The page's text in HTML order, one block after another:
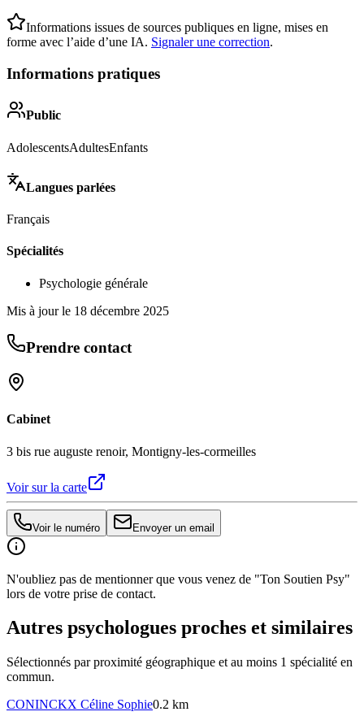
Informations issues de sources publiques en ligne, mises en
forme avec l’aide d’une IA. Signaler une correction.
Informations pratiques
Public
AdolescentsAdultesEnfants
Langues parlées
Français
Spécialités
Psychologie générale
Mis à jour le 18 décembre 2025
Prendre contact
Cabinet
3 bis rue auguste renoir, Montigny-les-cormeilles
Voir sur la carte
Voir le numéro Envoyer un email
N'oubliez pas de mentionner que vous venez de "Ton Soutien Psy"
lors de votre prise de contact.
Autres psychologues proches et similaires
Sélectionnés par proximité géographique et au moins 1 spécialité en
commun.
CONINCKX Céline Sophie0.2 km